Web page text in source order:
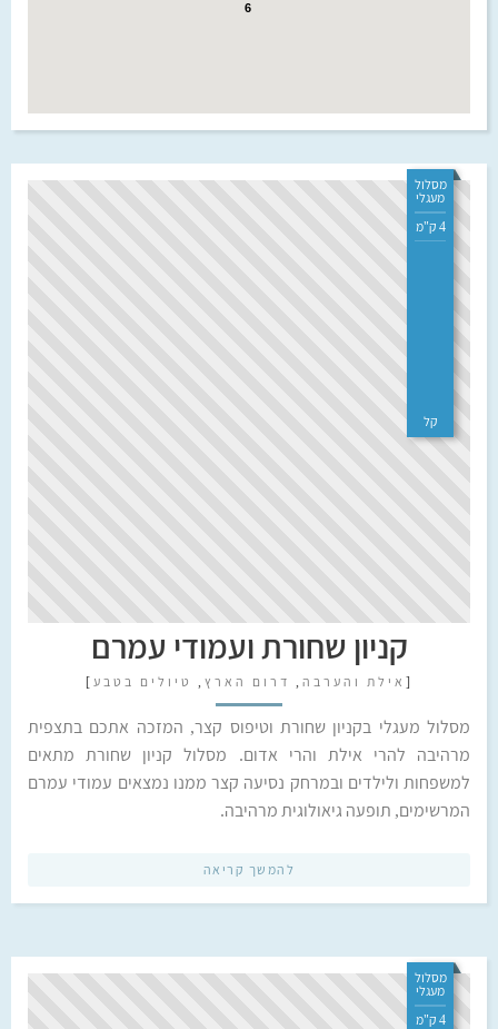
6
מסלול
מעגלי
4 ק"מ
קל
קניון שחורת ועמודי עמרם
[ אילת והערבה , דרום הארץ , טיולים בטבע ]
מסלול מעגלי בקניון שחורת וטיפוס קצר, המזכה אתכם בתצפית
מרהיבה להרי אילת והרי אדום. מסלול קניון שחורת מתאים
למשפחות ולילדים ובמרחק נסיעה קצר ממנו נמצאים עמודי עמרם
המרשימים, תופעה גיאולוגית מרהיבה.
להמשך קריאה
מסלול
מעגלי
4 ק"מ